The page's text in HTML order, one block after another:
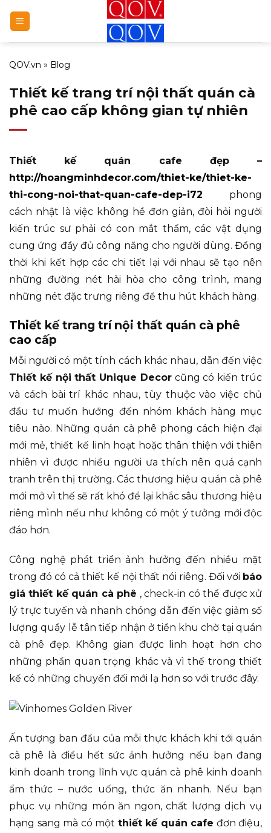
qua
nội
dung
QOV.vn » Blog
Thiết kế trang trí nội thất quán cà
phê cao cấp không gian tự nhiên
Thiết kế quán cafe đẹp –
http://hoangminhdecor.com/thiet-ke/thiet-ke-
thi-cong-noi-that-quan-cafe-dep-i72 phong
cách nhật là việc không hề đơn giản, đòi hỏi người
kiến trúc sư phải có con mắt thẩm, các vật dụng
cung ứng đầy đủ công năng cho người dùng. Đồng
thời khi kết hợp các chi tiết lại với nhau sẽ tạo nên
những đường nét hài hòa cho công trình, mang
những nét đặc trưng riêng để thu hút khách hàng.
Thiết kế trang trí nội thất quán cà phê
cao cấp
Mỗi người có một tính cách khác nhau, dẫn đến việc
Thiết kế nội thất Unique Decorcũng có kiến trúc
và cách bài trí khác nhau, tùy thuộc vào việc chủ
đầu tư muốn hướng đến nhóm khách hàng mục
tiêu nào. Những quán cà phê phong cách hiện đại
mới mẻ, thiết kế linh hoạt hoặc thân thiện với thiên
nhiên vì được nhiều người ưa thích nên quá cạnh
tranh trên thị trường. Các thương hiệu quán cà phê
mới mở vì thế sẽ rất khó để lại khắc sâu thương hiệu
riêng mình nếu như không có một ý tưởng mới độc
đáo hơn.
Công nghệ phát triển ảnh hưởng đến nhiều mặt
trong đó có cả thiết kế nội thất nói riêng. Đối với báo
giá thiết kế quán cà phê , check-in có thể được xử
lý trực tuyến và nhanh chóng dẫn đến việc giảm số
lượng quầy lễ tân tiếp nhận ở tiền khu chờ tại quán
cà phê đẹp. Không gian được linh hoạt hơn cho
những phần quan trọng khác và vì thế trong thiết
kế có những chuyển đối mới lạ hơn so với trước đây.
Ấn tượng ban đầu của mỗi thực khách khi tới quán
cà phê là điều hết sức ảnh hưởng nếu bạn đang
kinh doanh trong lĩnh vực quán cà phê kinh doanh
ẩm thức – nước uống, thức ăn nhanh. Nếu bạn
phục vụ những món ăn ngon, chất lượng dịch vụ
hạng sang mà có một thiết kế quán cafe đơn điệu,